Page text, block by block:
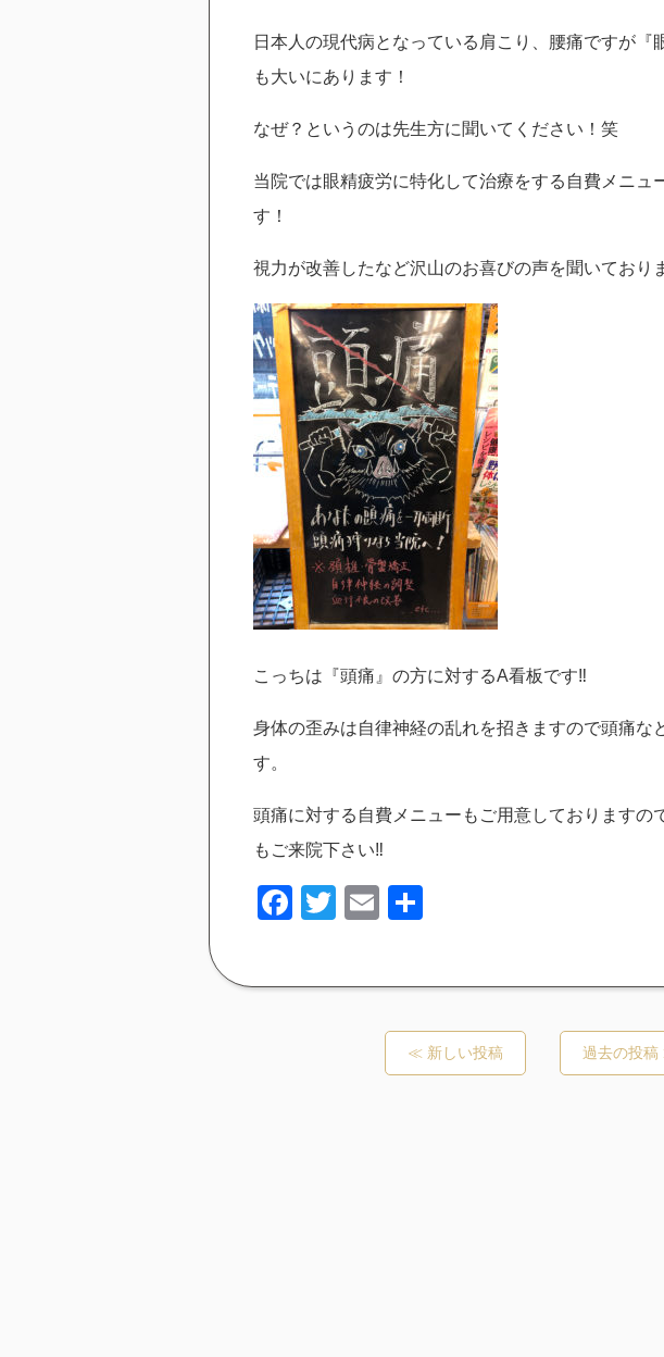
日本人の現代病となっている肩こり、腰痛ですが『
も大いにあります！
なぜ？というのは先生方に聞いてください！笑
当院では眼精疲労に特化して治療をする自費メニュ
す！
視力が改善したなど沢山のお喜びの声を聞いており
こっちは『頭痛』の方に対するA看板です‼︎
身体の歪みは自律神経の乱れを招きますので頭痛な
す。
頭痛に対する自費メニューもご用意しておりますの
もご来院下さい‼︎
Facebook
TwitterEmail
≪ 新しい投稿 過去の投